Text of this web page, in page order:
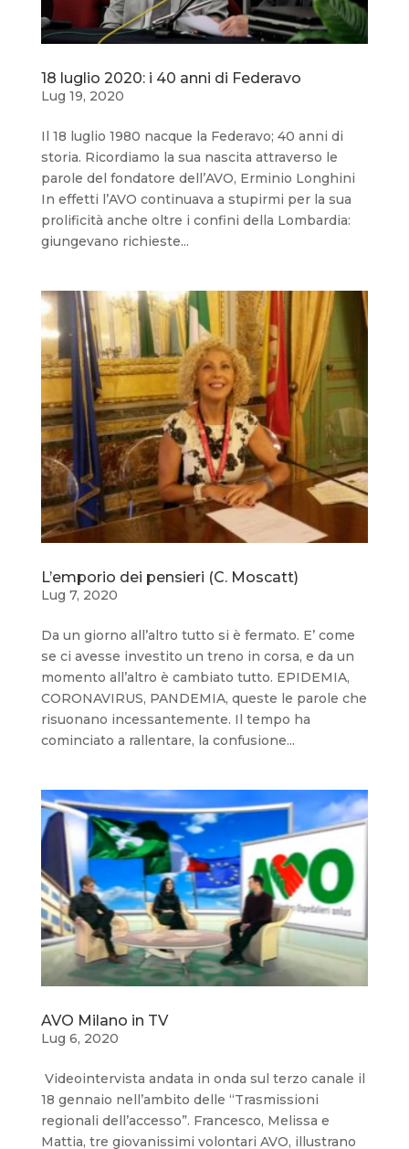
18 luglio 2020: i 40 anni di Federavo
Lug 19, 2020
Il 18 luglio 1980 nacque la Federavo; 40 anni di
storia. Ricordiamo la sua nascita attraverso le
parole del fondatore dell’AVO, Erminio Longhini
In effetti l’AVO continuava a stupirmi per la sua
prolificità anche oltre i confini della Lombardia:
giungevano richieste...
L’emporio dei pensieri (C. Moscatt)
Lug 7, 2020
Da un giorno all’altro tutto si è fermato. E’ come
se ci avesse investito un treno in corsa, e da un
momento all’altro è cambiato tutto. EPIDEMIA,
CORONAVIRUS, PANDEMIA, queste le parole che
risuonano incessantemente. Il tempo ha
cominciato a rallentare, la confusione...
AVO Milano in TV
Lug 6, 2020
Videointervista andata in onda sul terzo canale il
18 gennaio nell’ambito delle “Trasmissioni
regionali dell’accesso”. Francesco, Melissa e
Mattia, tre giovanissimi volontari AVO, illustrano